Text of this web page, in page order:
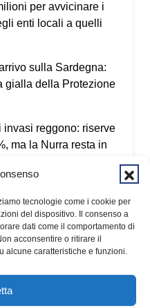
tecnologie come i cookie per
del dispositivo. Il consenso a
dati come il comportamento di
acconsentire o ritirare il
alcune caratteristiche e funzioni.
per avvicinare i
enti locali a quelli
sulla Sardegna:
gialla della Protezione
invasi reggono: riserve
ma la Nurra resta in
sequestrati oltre
irregolari